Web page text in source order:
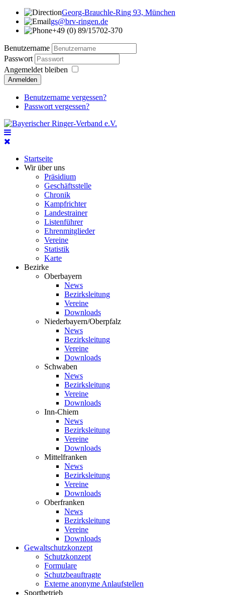
Georg-Brauchle-Ring 93, München
gs@brv-ringen.de
+49 (0) 89/15702-370
Benutzername
Passwort
Angemeldet bleiben
Anmelden
Benutzername vergessen?
Passwort vergessen?
Startseite
Wir über uns
Präsidium
Geschäftsstelle
Chronik
Kampfrichter
Landestrainer
Listenführer
Ehrenmitglieder
Vereine
Statistik
Karte
Bezirke
Oberbayern
News
Bezirksleitung
Vereine
Downloads
Niederbayern/Oberpfalz
News
Bezirksleitung
Vereine
Downloads
Schwaben
News
Bezirksleitung
Vereine
Downloads
Inn-Chiem
News
Bezirksleitung
Vereine
Downloads
Mittelfranken
News
Bezirksleitung
Vereine
Downloads
Oberfranken
News
Bezirksleitung
Vereine
Downloads
Gewaltschutzkonzept
Schutzkonzept
Formulare
Schutzbeauftragte
Externe anonyme Anlaufstellen
Sportbetrieb